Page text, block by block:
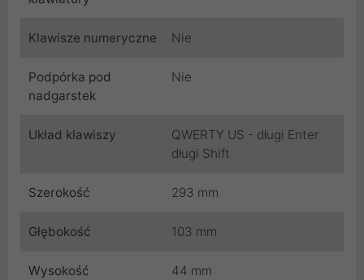
Klawisze numeryczne Nie
Podpórka pod
nadgarstek
Nie
Układ klawiszy
QWERTY US - długi Enter
długi Shift
Szerokość 293 mm
Głębokość 103 mm
Wysokość 44 mm